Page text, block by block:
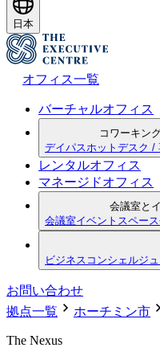
日本
オフィス一覧
バーチャルオフィス
コワーキン
デイパス ホットデスク /
レンタルオフィス
マネージドオフィス
会議室と
会議室イベントスペース
ビジネスコンシェルジュ
お問い合わせ
拠点一覧
ホーチミン市
The Nexus